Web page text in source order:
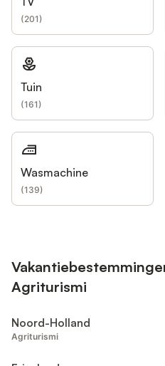
(201)
Tuin
(161)
Wasmachine
(139)
Agriturismi
Noord-Holland
Agriturismi